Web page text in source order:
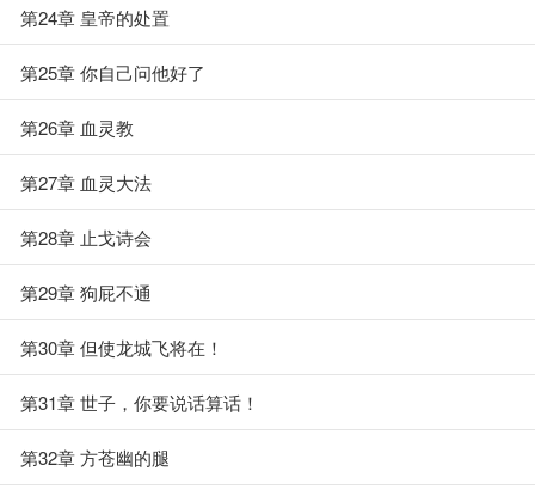
第24章 皇帝的处置
第25章 你自己问他好了
第26章 血灵教
第27章 血灵大法
第28章 止戈诗会
第29章 狗屁不通
第30章 但使龙城飞将在！
第31章 世子，你要说话算话！
第32章 方苍幽的腿